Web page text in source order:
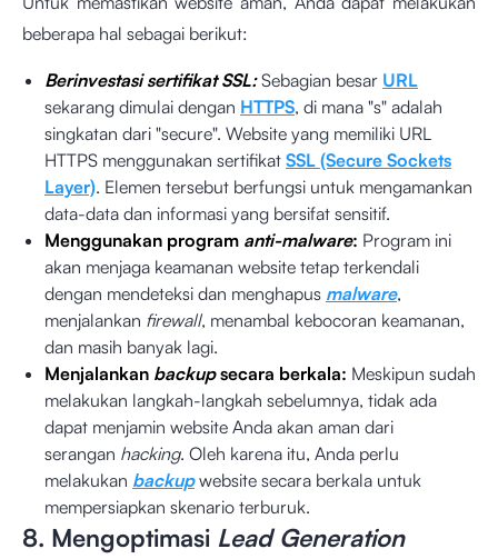
beberapa hal sebagai berikut:
Berinvestasi sertifikat SSL:Sebagian besar URL
sekarang dimulai dengan HTTPS, di mana "s" adalah
singkatan dari "secure". Website yang memiliki URL
HTTPS menggunakan sertifikat SSL (Secure Sockets
Layer). Elemen tersebut berfungsi untuk mengamankan
data-data dan informasi yang bersifat sensitif.
Menggunakan program anti-malware: Program ini
akan menjaga keamanan website tetap terkendali
dengan mendeteksi dan menghapus malware,
menjalankan firewall, menambal kebocoran keamanan,
dan masih banyak lagi.
Menjalankan backupsecara berkala: Meskipun sudah
melakukan langkah-langkah sebelumnya, tidak ada
dapat menjamin website Anda akan aman dari
serangan hacking. Oleh karena itu, Anda perlu
melakukan backup website secara berkala untuk
mempersiapkan skenario terburuk.
8. Mengoptimasi Lead Generation